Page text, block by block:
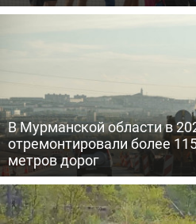
В Мурманской области в
отремонтировали более
метров дорог